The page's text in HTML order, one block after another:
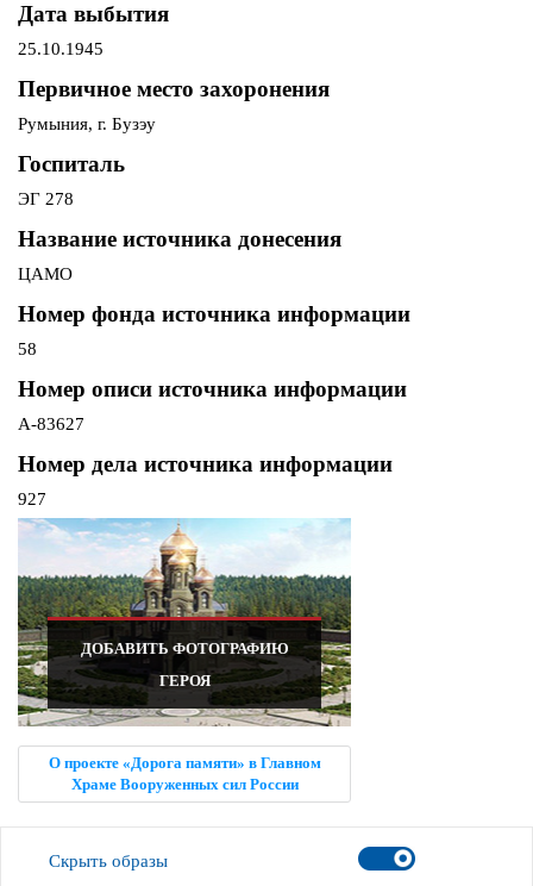
Дата выбытия
25.10.1945
Первичное место захоронения
Румыния, г. Бузэу
Госпиталь
ЭГ 278
Название источника донесения
ЦАМО
Номер фонда источника информации
58
Номер описи источника информации
А-83627
Номер дела источника информации
927
ДОБАВИТЬ ФОТОГРАФИЮ
ГЕРОЯ
О проекте «Дорога памяти» в Главном
Храме Вооруженных сил России
Скрыть образы